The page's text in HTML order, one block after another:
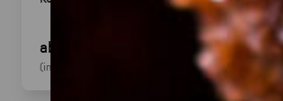
ab 25,00 €
(inkl. MwSt.)